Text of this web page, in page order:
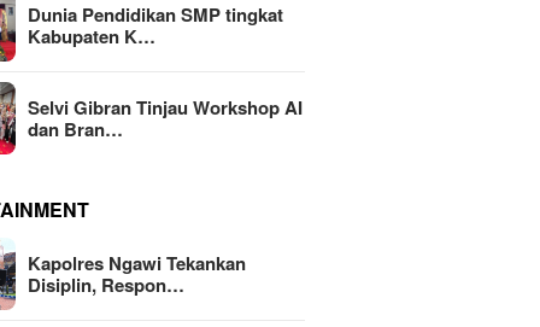
Dunia Pendidikan SMP tingkat
Kabupaten K…
Selvi Gibran Tinjau Workshop AI
dan Bran…
Kapolres Ngawi Tekankan
Disiplin, Respon…